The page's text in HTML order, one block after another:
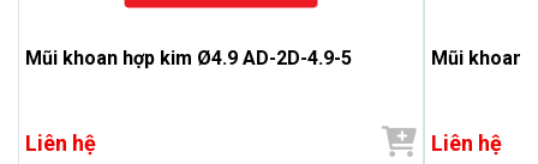
Mũi khoan hợp kim Ø4.9 AD-2D-4.9-5
Liên hệ
Mũi khoan
Liên hệ